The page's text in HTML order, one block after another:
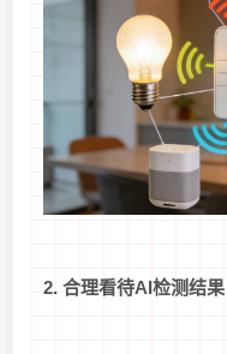
2. 合理看待AI检测结果